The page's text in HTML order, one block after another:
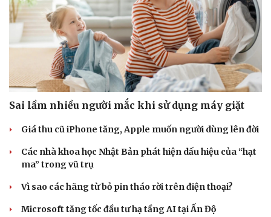
Sai lầm nhiều người mắc khi sử dụng máy giặt
Giá thu cũ iPhone tăng, Apple muốn người dùng lên đời
Các nhà khoa học Nhật Bản phát hiện dấu hiệu của “hạt
ma” trong vũ trụ
Vì sao các hãng từ bỏ pin tháo rời trên điện thoại?
Microsoft tăng tốc đầu tư hạ tầng AI tại Ấn Độ